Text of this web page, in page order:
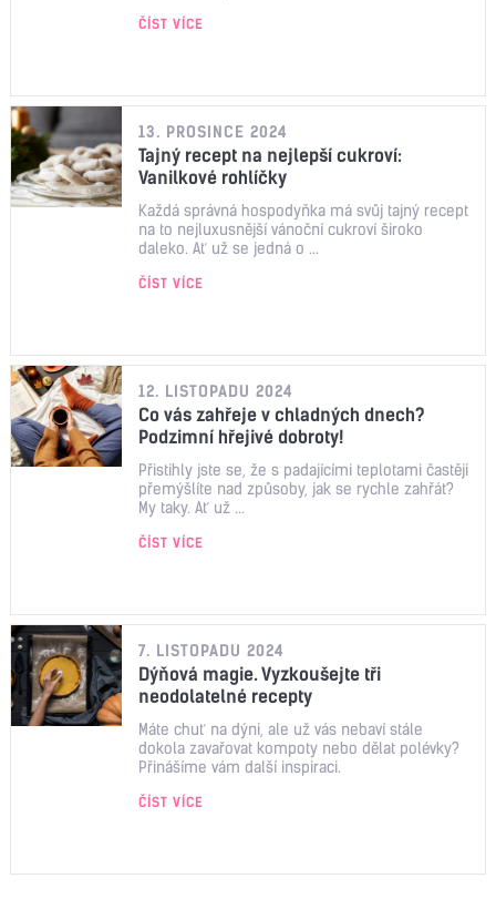
ČÍST VÍCE
13. PROSINCE 2024
Tajný recept na nejlepší cukroví:
Vanilkové rohlíčky
Každá správná hospodyňka má svůj tajný recept
na to nejluxusnější vánoční cukroví široko
daleko. Ať už se jedná o ...
ČÍST VÍCE
12. LISTOPADU 2024
Co vás zahřeje v chladných dnech?
Podzimní hřejivé dobroty!
Přistihly jste se, že s padajícími teplotami častěji
přemýšlíte nad způsoby, jak se rychle zahřát?
My taky. Ať už ...
ČÍST VÍCE
7. LISTOPADU 2024
Dýňová magie. Vyzkoušejte tři
neodolatelné recepty
Máte chuť na dýni, ale už vás nebaví stále
dokola zavařovat kompoty nebo dělat polévky?
Přinášíme vám další inspiraci.
ČÍST VÍCE